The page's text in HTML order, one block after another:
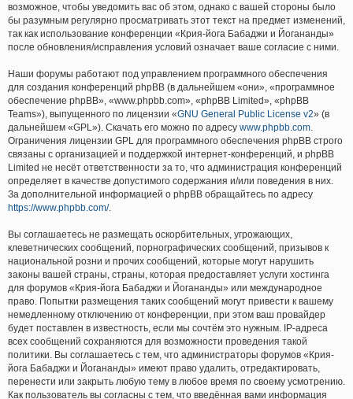
возможное, чтобы уведомить вас об этом, однако с вашей стороны было
бы разумным регулярно просматривать этот текст на предмет изменений,
так как использование конференции «Крия-йога Бабаджи и Йогананды»
после обновления/исправления условий означает ваше согласие с ними.
Наши форумы работают под управлением программного обеспечения
для создания конференций phpBB (в дальнейшем «они», «программное
обеспечение phpBB», «www.phpbb.com», «phpBB Limited», «phpBB
Teams»), выпущенного по лицензии «GNU General Public License v2» (в
дальнейшем «GPL»). Скачать его можно по адресу www.phpbb.com
Ограничения лицензии GPL для программного обеспечения phpBB строго
связаны с организацией и поддержкой интернет-конференций, и phpBB
Limited не несёт ответственности за то, что администрация конференций
определяет в качестве допустимого содержания и/или поведения в них.
За дополнительной информацией о phpBB обращайтесь по адресу
https://www.phpbb.com/.
Вы соглашаетесь не размещать оскорбительных, угрожающих,
клеветнических сообщений, порнографических сообщений, призывов к
национальной розни и прочих сообщений, которые могут нарушить
законы вашей страны, страны, которая предоставляет услуги хостинга
для форумов «Крия-йога Бабаджи и Йогананды» или международное
право. Попытки размещения таких сообщений могут привести к вашему
немедленному отключению от конференции, при этом ваш провайдер
будет поставлен в известность, если мы сочтём это нужным. IP-адреса
всех сообщений сохраняются для возможности проведения такой
политики. Вы соглашаетесь с тем, что администраторы форумов «Крия-
йога Бабаджи и Йогананды» имеют право удалить, отредактировать,
перенести или закрыть любую тему в любое время по своему усмотрению.
Как пользователь вы согласны с тем, что введённая вами информация